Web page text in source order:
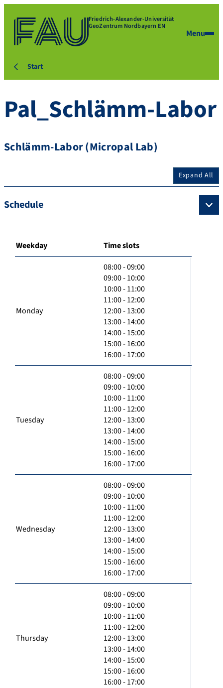
Friedrich-Alexander-Universität
GeoZentrum Nordbayern EN
Menu
Start
Pal_Schlämm-Labor
Schlämm-Labor (Micropal Lab)
Expand All
Schedule
Weekday Time slots
Monday
08:00 - 09:00
09:00 - 10:00
10:00 - 11:00
11:00 - 12:00
12:00 - 13:00
13:00 - 14:00
14:00 - 15:00
15:00 - 16:00
16:00 - 17:00
Tuesday
08:00 - 09:00
09:00 - 10:00
10:00 - 11:00
11:00 - 12:00
12:00 - 13:00
13:00 - 14:00
14:00 - 15:00
15:00 - 16:00
16:00 - 17:00
Wednesday
08:00 - 09:00
09:00 - 10:00
10:00 - 11:00
11:00 - 12:00
12:00 - 13:00
13:00 - 14:00
14:00 - 15:00
15:00 - 16:00
16:00 - 17:00
Thursday
08:00 - 09:00
09:00 - 10:00
10:00 - 11:00
11:00 - 12:00
12:00 - 13:00
13:00 - 14:00
14:00 - 15:00
15:00 - 16:00
16:00 - 17:00